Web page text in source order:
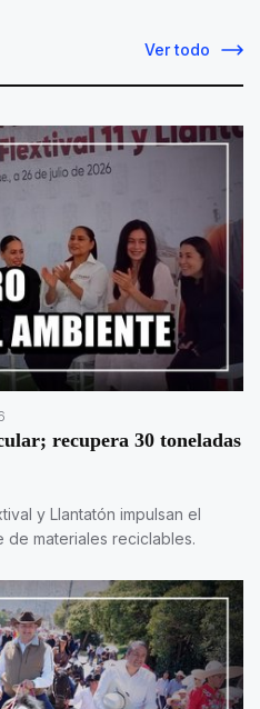
Ver todo
recupera 30 toneladas
y Llantatón impulsan el
materiales reciclables.